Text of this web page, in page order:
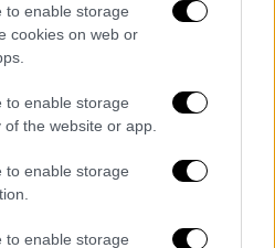
to enable storage
cookies on web or
to enable storage
the website or app.
to enable storage
to enable storage
Ντόναλντ Τραμπ, όταν
εξαιρεθεί από τους
ενίσχυση, ο
«ήδη χώρες όπως η
η Γερμανία έχουν
Ο